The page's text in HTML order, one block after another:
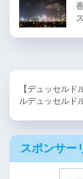
【デュッセル
ルデュッセルド
スポンサー